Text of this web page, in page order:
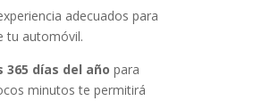
adecuados para
tu automóvil.
365 días del año para
minutos te permitirá